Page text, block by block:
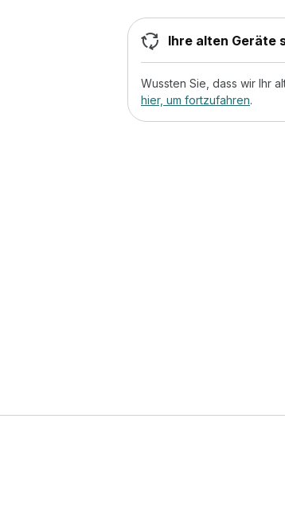
Ihre alten Geräte
Wussten Sie, dass wir Ihr
hier, um fortzufahren.